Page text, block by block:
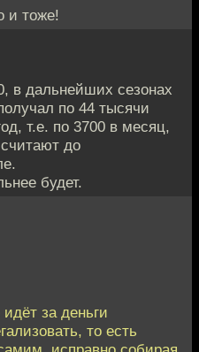
и тоже!
в дальнейших сезонах
по 44 тысячи
т.е. по 3700 в месяц,
до
будет.
за деньги
то есть